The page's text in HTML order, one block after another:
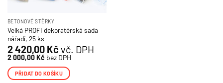
BETONOVÉ STĚRKY
Velká PROFI dekoratérská sada
nářadí, 25 ks
2 420,00 Kč vč. DPH
2 000,00Kč bez DPH
PŘIDAT DO KOŠÍKU